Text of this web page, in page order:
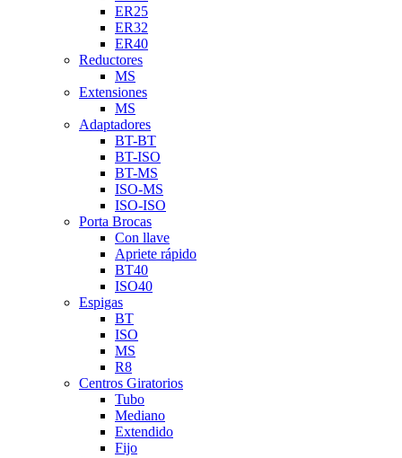
ER25
ER32
ER40
Reductores
MS
Extensiones
MS
Adaptadores
BT-BT
BT-ISO
BT-MS
ISO-MS
ISO-ISO
Porta Brocas
Con llave
Apriete rápido
BT40
ISO40
Espigas
BT
ISO
MS
R8
Centros Giratorios
Tubo
Mediano
Extendido
Fijo